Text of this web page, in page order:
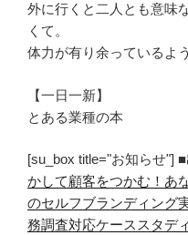
外に行くと二人とも意味
くて。
体力が有り余っているよ
【一日一新】
とある業種の本
[su_box title="お知らせ"]
かして顧客をつかむ！
のセルフブランディング
務調査対応ケーススタディ